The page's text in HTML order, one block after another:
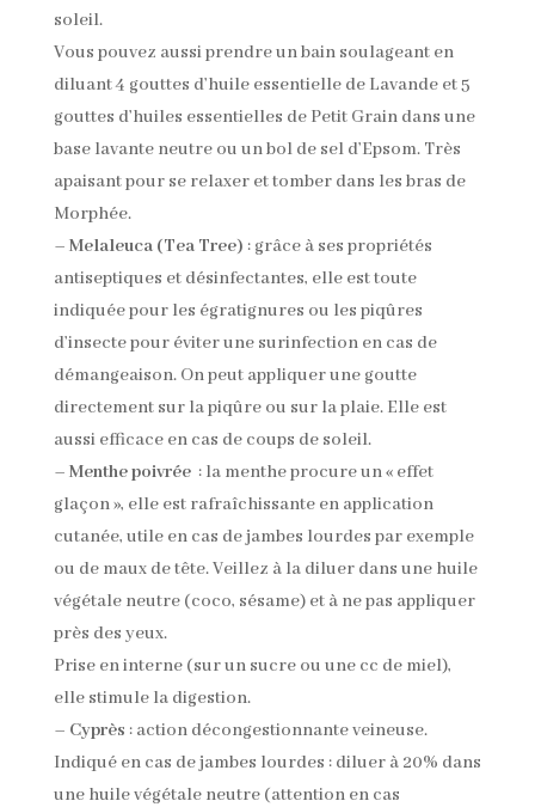
soleil.
Vous pouvez aussi prendre un bain soulageant en
diluant 4 gouttes d’huile essentielle de Lavande et 5
gouttes d’huiles essentielles de Petit Grain dans une
base lavante neutre ou un bol de sel d’Epsom. Très
apaisant pour se relaxer et tomber dans les bras de
Morphée.
– Melaleuca (Tea Tree) : grâce à ses propriétés
antiseptiques et désinfectantes, elle est toute
indiquée pour les égratignures ou les piqûres
d’insecte pour éviter une surinfection en cas de
démangeaison. On peut appliquer une goutte
directement sur la piqûre ou sur la plaie. Elle est
aussi efficace en cas de coups de soleil.
– Menthe poivrée: la menthe procure un « effet
glaçon », elle est rafraîchissante en application
cutanée, utile en cas de jambes lourdes par exemple
ou de maux de tête. Veillez à la diluer dans une huile
végétale neutre (coco, sésame) et à ne pas appliquer
près des yeux.
Prise en interne (sur un sucre ou une cc de miel),
elle stimule la digestion.
– Cyprès : action décongestionnante veineuse.
Indiqué en cas de jambes lourdes : diluer à 20% dans
une huile végétale neutre (attention en cas